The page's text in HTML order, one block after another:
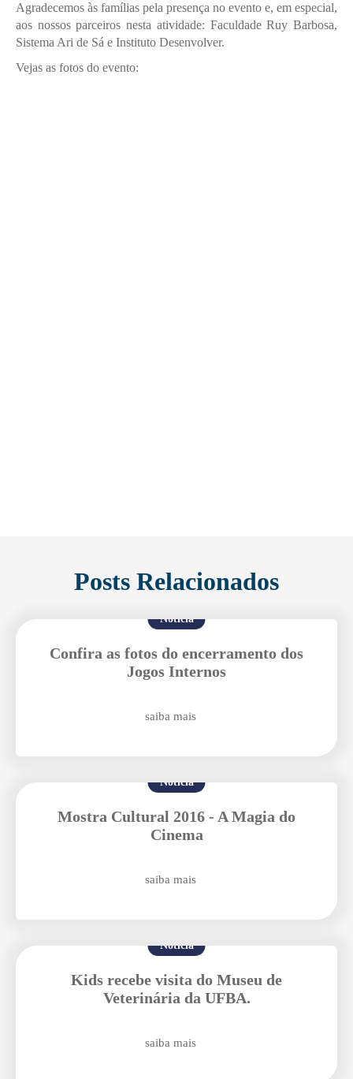
Agradecemos às famílias pela presença no evento e, em especial,
aos nossos parceiros nesta atividade: Faculdade Ruy Barbosa,
Sistema Ari de Sá e Instituto Desenvolver.
Vejas as fotos do evento:
Posts Relacionados
Notícia
Confira as fotos do encerramento dos
Jogos Internos
saiba mais
Notícia
Mostra Cultural 2016 - A Magia do
Cinema
saiba mais
Notícia
Kids recebe visita do Museu de
Veterinária da UFBA.
saiba mais